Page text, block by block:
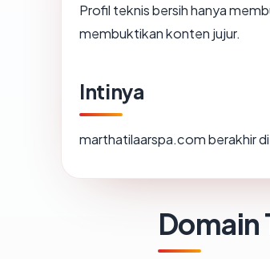
Profil teknis bersih hanya
membuktikan konten jujur.
Intinya
marthatilaarspa.com berakhir di
Domain